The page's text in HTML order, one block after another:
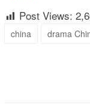
Post Views:
china drama